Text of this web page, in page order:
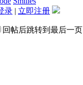
录 | 立即注册
回帖后跳转到最后一页